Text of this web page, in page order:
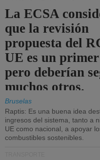
La ECSA
que la revisión
propuesta del
UE es un
pero deberían
muchos otros.
Bruselas
Raptis: Es una buena idea
ingresos del sistema, tanto a
UE como nacional, a apoyar
combustibles sostenibles.